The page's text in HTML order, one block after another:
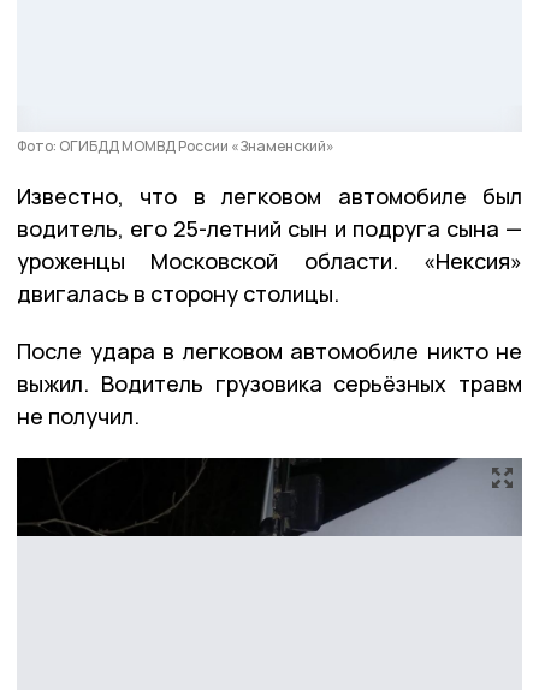
Фото: ОГИБДД МОМВД России «Знаменский»
Известно, что в легковом автомобиле был
водитель, его 25-летний сын и подруга сына —
уроженцы Московской области. «Нексия»
двигалась в сторону столицы.
После удара в легковом автомобиле никто не
выжил. Водитель грузовика серьёзных травм
не получил.